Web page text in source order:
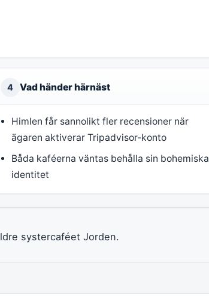
4 Vad händer härnäst
Himlen får sannolikt fler recensioner när
ägaren aktiverar Tripadvisor-konto
Båda kaféerna väntas behålla sin bohemiska
identitet
systercaféet Jorden.